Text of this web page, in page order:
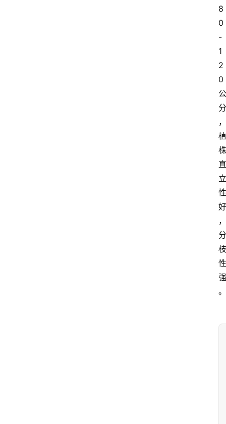
8
0
-
1
2
0
公
分
，
植
株
直
立
性
好
，
分
枝
性
强
。